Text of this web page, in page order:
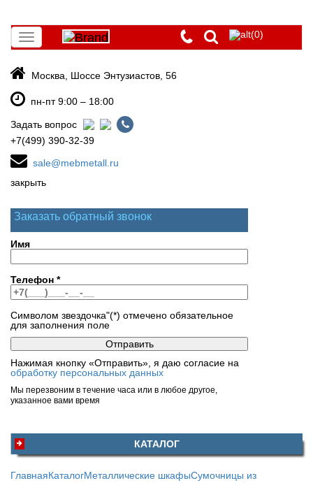
Toggle
navigation
(0)
Москва, Шоссе Энтузиастов, 56
пн-пт 9:00 – 18:00
Задать вопрос
+7(499) 390-32-39
sale@mebmetall.ru
закрыть
Заказать обратный звонок
Имя
Телефон *
Символом звездочка"(*) отмечено обязательное
для заполнения поле
Нажимая кнопку «Отправить», я даю согласие на
обработку персональных данных
Мы перезвоним в течение часа или в любое другое,
указанное вами время
КАТАЛОГ
ГлавнаяКаталогМеталлические шкафыСумочницы из